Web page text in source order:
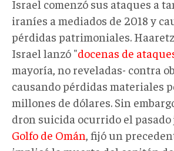
Israel comenzó sus ataques a
iraníes a mediados de 2018 y
pérdidas patrimoniales.
Israel lanzó "docenas de
mayoría, no reveladas- contra
causando pérdidas materiales
millones de dólares. Sin
dron suicida ocurrido el pasado
Golfo de Omán , fijó un